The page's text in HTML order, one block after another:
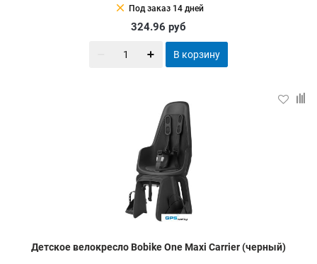
clear Под заказ 14 дней
324.96 руб
В корзину
Детское велокресло Bobike One Maxi Carrier (черный)